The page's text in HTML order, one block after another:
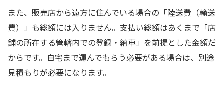
また、販売店から遠方に住んでいる場合の「陸送費（輸送
費）」も総額には入りません。支払い総額はあくまで「店
舗の所在する管轄内での登録・納車」を前提とした金額だ
からです。自宅まで運んでもらう必要がある場合は、別途
見積もりが必要になります。